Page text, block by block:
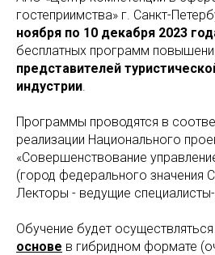
гостеприимства» г. Санкт-
ноября по 10 декабря 2023
бесплатных программ
представителей
индустрии
Программы проводятся в
реализации Национального
«Совершенствование
(город федерального значения
Лекторы - ведущие специалисты-
Обучение будет осуществляться
основе в гибридном формате